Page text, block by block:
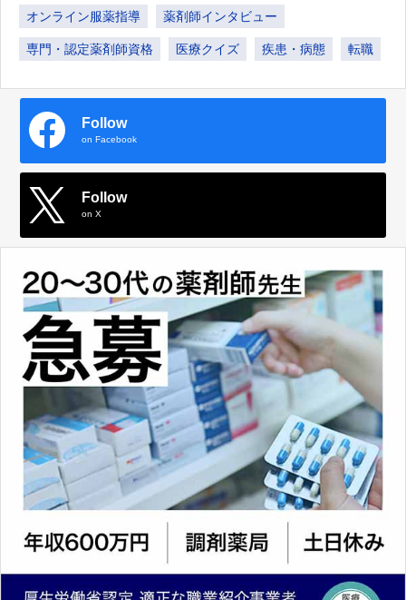
オンライン服薬指導 薬剤師インタビュー
専門・認定薬剤師資格 医療クイズ 疾患・病態 転職
Follow
on Facebook
Follow
on X